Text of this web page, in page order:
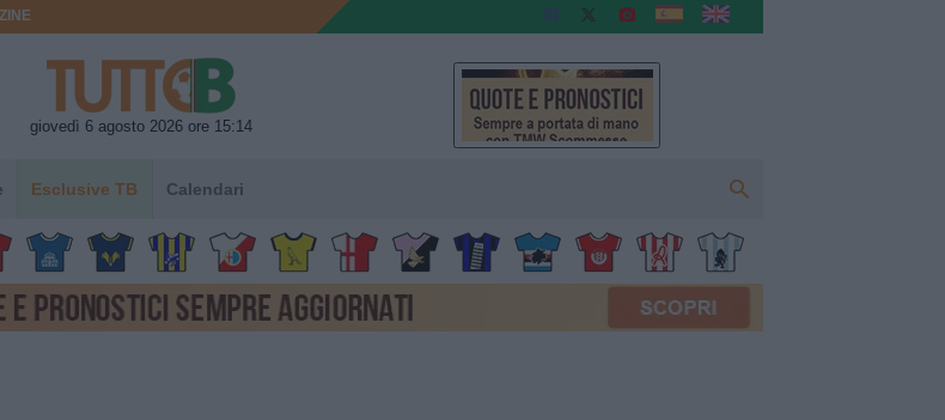
giovedì 6 agosto 2026 ore 15:14
Esclusive TB Calendari